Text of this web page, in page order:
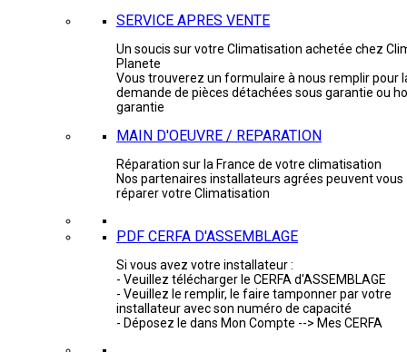
SERVICE APRES VENTE
Un soucis sur votre Climatisation achetée chez
Planete
Vous trouverez un formulaire à nous remplir pour
demande de pièces détachées sous garantie ou
garantie
MAIN D'OEUVRE / REPARATION
Réparation sur la France de votre climatisation
Nos partenaires installateurs agrées peuvent vous
réparer votre Climatisation
PDF CERFA D'ASSEMBLAGE
Si vous avez votre installateur :
- Veuillez télécharger le CERFA d'ASSEMBLAGE
- Veuillez le remplir, le faire tamponner par votre
installateur avec son numéro de capacité
- Déposez le dans Mon Compte --> Mes CERFA